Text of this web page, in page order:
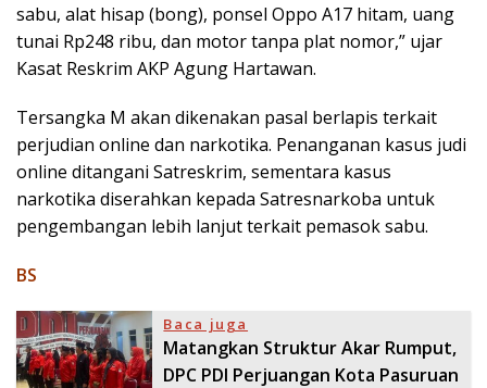
sabu, alat hisap (bong), ponsel Oppo A17 hitam, uang
tunai Rp248 ribu, dan motor tanpa plat nomor,” ujar
Kasat Reskrim AKP Agung Hartawan.
Tersangka M akan dikenakan pasal berlapis terkait
perjudian online dan narkotika. Penanganan kasus judi
online ditangani Satreskrim, sementara kasus
narkotika diserahkan kepada Satresnarkoba untuk
pengembangan lebih lanjut terkait pemasok sabu.
BS
Baca juga
Matangkan Struktur Akar Rumput,
DPC PDI Perjuangan Kota Pasuruan